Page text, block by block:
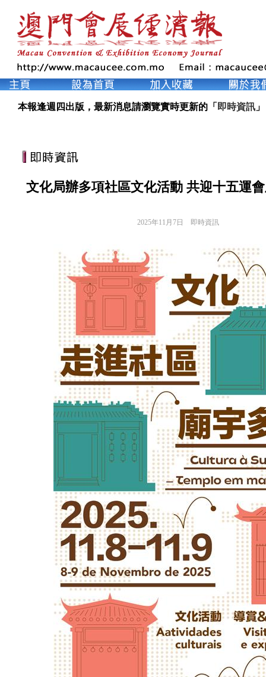
本報逢週四出版，最新消息請瀏覽實時更新的「 即時資訊 」
文化局辦多項社區文化活動 共迎十五運
2025年11月7日 即時資訊